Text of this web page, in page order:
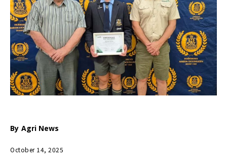
By Agri News
October 14, 2025